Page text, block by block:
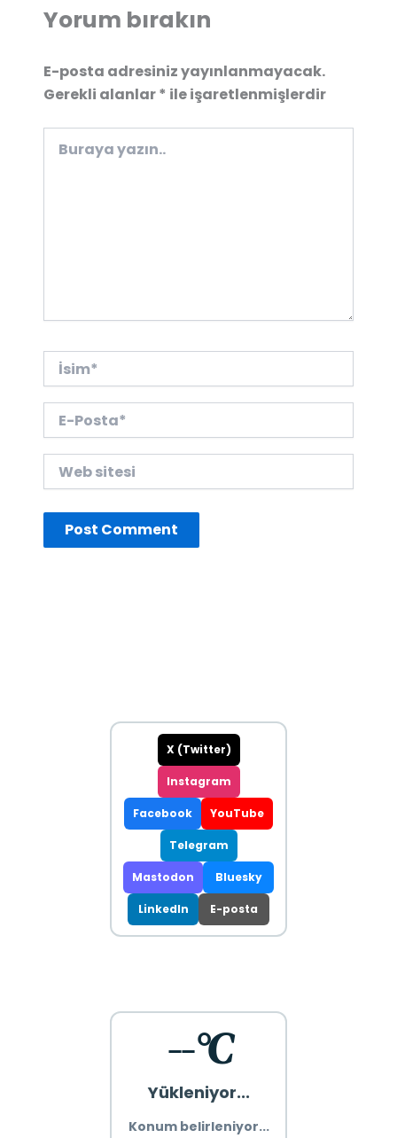
Yorum bırakın
E-posta adresiniz yayınlanmayacak.
Gerekli alanlar* ile işaretlenmişlerdir
yazın..
İsim*
Posta*
sitesi
X (Twitter)
Instagram
Facebook YouTube
Telegram
Mastodon Bluesky
LinkedIn E-posta
--°C
Yükleniyor...
Konum belirleniyor...